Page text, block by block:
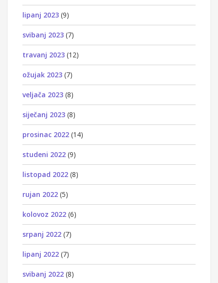
lipanj 2023 (9)
svibanj 2023 (7)
travanj 2023 (12)
ožujak 2023 (7)
veljača 2023 (8)
siječanj 2023 (8)
prosinac 2022 (14)
studeni 2022 (9)
listopad 2022 (8)
rujan 2022 (5)
kolovoz 2022 (6)
srpanj 2022 (7)
lipanj 2022 (7)
svibanj 2022 (8)